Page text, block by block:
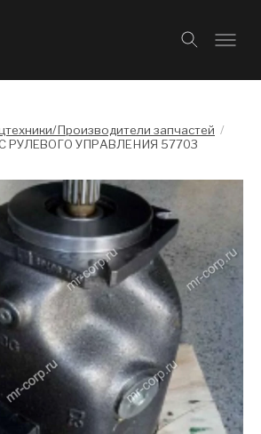
Производители запчастей /
УПРАВЛЕНИЯ 57703